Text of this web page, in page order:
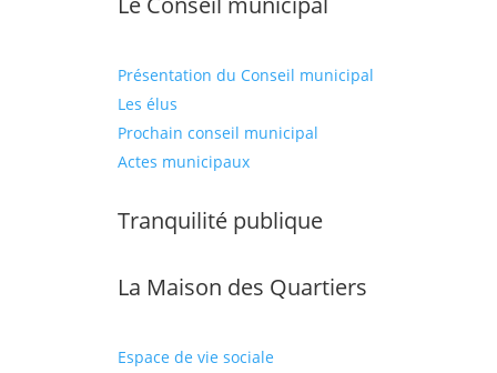
Présentation du Conseil municipal
Les élus
Prochain conseil municipal
Actes municipaux
Tranquilité publique
La Maison des Quartiers
Espace de vie sociale